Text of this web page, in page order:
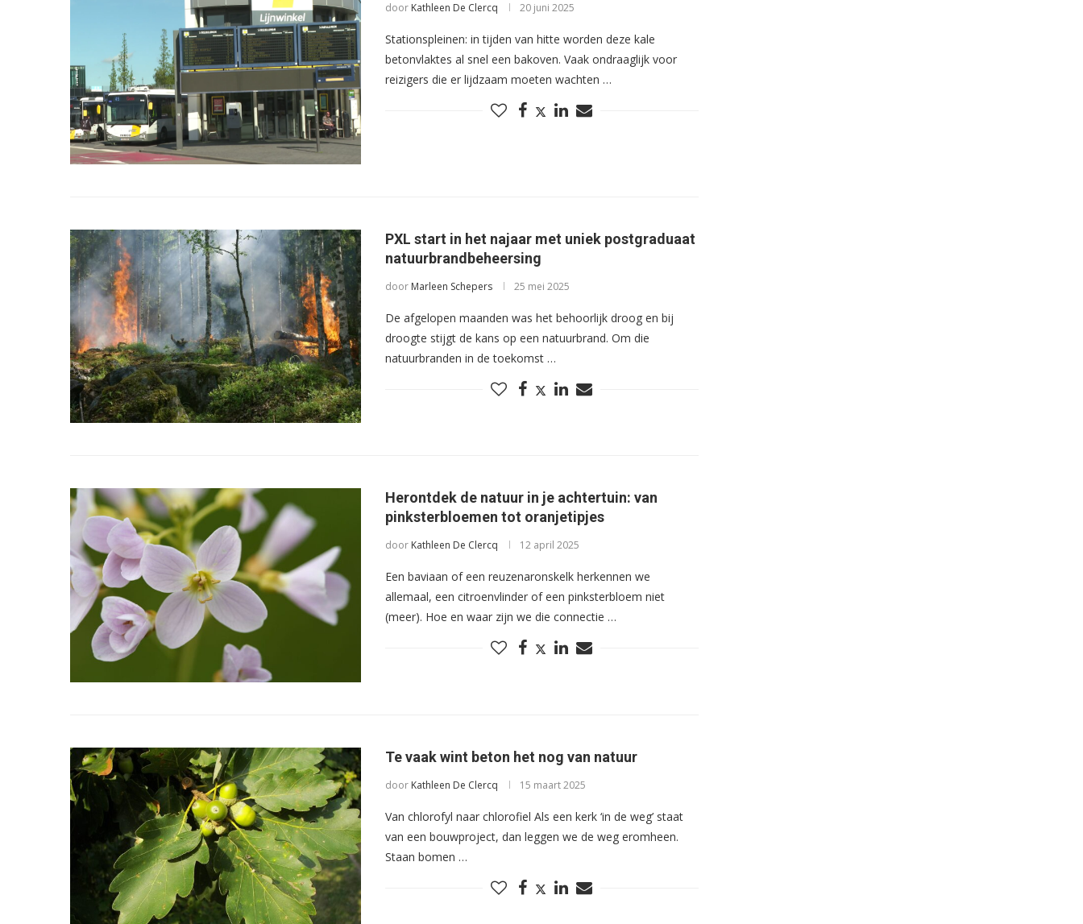
door Kathleen De Clercq 20 juni 2025
Stationspleinen: in tijden van hitte worden deze kale
betonvlaktes al snel een bakoven. Vaak ondraaglijk voor
reizigers die er lijdzaam moeten wachten …
PXL start in het najaar met uniek postgraduaat
natuurbrandbeheersing
door Marleen Schepers 25 mei 2025
De afgelopen maanden was het behoorlijk droog en bij
droogte stijgt de kans op een natuurbrand. Om die
natuurbranden in de toekomst …
Herontdek de natuur in je achtertuin: van
pinksterbloemen tot oranjetipjes
door Kathleen De Clercq 12 april 2025
Een baviaan of een reuzenaronskelk herkennen we
allemaal, een citroenvlinder of een pinksterbloem niet
(meer). Hoe en waar zijn we die connectie …
Te vaak wint beton het nog van natuur
door Kathleen De Clercq 15 maart 2025
Van chlorofyl naar chlorofiel Als een kerk ‘in de weg’ staat
van een bouwproject, dan leggen we de weg eromheen.
Staan bomen …